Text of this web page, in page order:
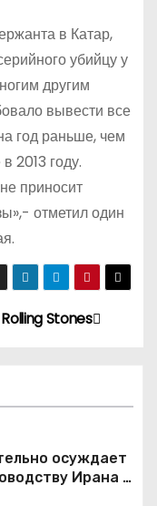
в Катар,
убийцу у
другим
вывести все
год раньше, чем
2013 году.
приносит
отметил один
Stones
осуждает
Ирана и